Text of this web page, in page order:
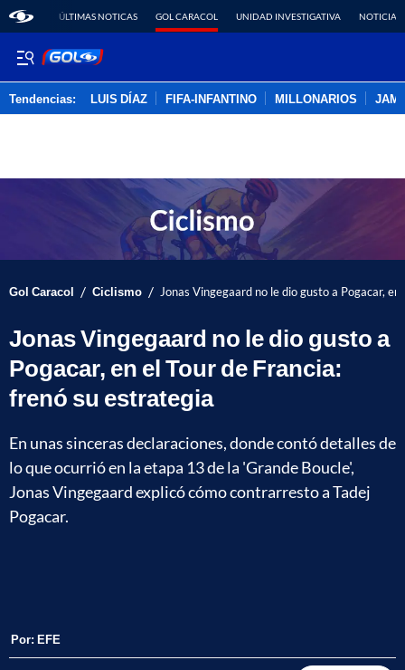
ÚLTIMAS NOTICAS GOL CARACOL UNIDAD INVESTIGATIVA NOTICIAS
Tendencias: LUIS DÍAZ FIFA-INFANTINO MILLONARIOS
Gol Caracol / Ciclismo / Jonas Vingegaard no le dio gusto a Pogacar,
Jonas Vingegaard no le dio gusto a
Pogacar, en el Tour de Francia:
frenó su estrategia
En unas sinceras declaraciones, donde contó detalles de
lo que ocurrió en la etapa 13 de la 'Grande Boucle',
Jonas Vingegaard explicó cómo contrarresto a Tadej
Pogacar.
Por: EFE